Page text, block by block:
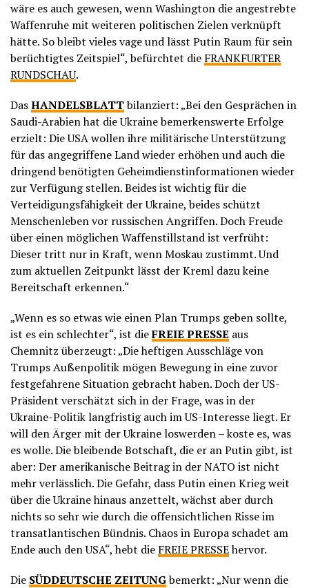
wäre es auch gewesen, wenn Washington die angestrebte
Waffenruhe mit weiteren politischen Zielen verknüpft
hätte. So bleibt vieles vage und lässt Putin Raum für sein
berüchtigtes Zeitspiel“, befürchtet die FRANKFURTER
RUNDSCHAU.
DasHANDELSBLATTbilanziert: „Bei den Gesprächen in
Saudi-Arabien hat die Ukraine bemerkenswerte Erfolge
erzielt: Die USA wollen ihre militärische Unterstützung
für das angegriffene Land wieder erhöhen und auch die
dringend benötigten Geheimdienstinformationen wieder
zur Verfügung stellen. Beides ist wichtig für die
Verteidigungsfähigkeit der Ukraine, beides schützt
Menschenleben vor russischen Angriffen. Doch Freude
über einen möglichen Waffenstillstand ist verfrüht:
Dieser tritt nur in Kraft, wenn Moskau zustimmt. Und
zum aktuellen Zeitpunkt lässt der Kreml dazu keine
Bereitschaft erkennen.“
„Wenn es so etwas wie einen Plan Trumps geben sollte,
ist es ein schlechter“, ist dieFREIE PRESSE aus
Chemnitz überzeugt: „Die heftigen Ausschläge von
Trumps Außenpolitik mögen Bewegung in eine zuvor
festgefahrene Situation gebracht haben. Doch der US-
Präsident verschätzt sich in der Frage, was in der
Ukraine-Politik langfristig auch im US-Interesse liegt. Er
will den Ärger mit der Ukraine loswerden – koste es, was
es wolle. Die bleibende Botschaft, die er an Putin gibt, ist
aber: Der amerikanische Beitrag in der NATO ist nicht
mehr verlässlich. Die Gefahr, dass Putin einen Krieg weit
über die Ukraine hinaus anzettelt, wächst aber durch
nichts so sehr wie durch die offensichtlichen Risse im
transatlantischen Bündnis. Chaos in Europa schadet am
Ende auch den USA“, hebt die FREIE PRESSEhervor.
Die SÜDDEUTSCHE ZEITUNGbemerkt: „Nur wenn die